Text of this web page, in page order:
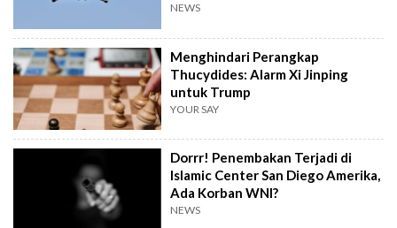
NEWS
Menghindari Perangkap
Thucydides: Alarm Xi Jinping
untuk Trump
YOUR SAY
Dorrr! Penembakan Terjadi di
Islamic Center San Diego Amerika,
Ada Korban WNI?
NEWS